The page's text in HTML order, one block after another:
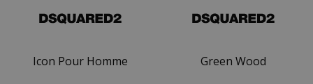
Icon Pour Homme Green Wood